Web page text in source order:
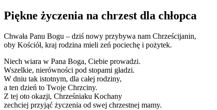
Piękne życzenia na chrzest dla chłopca
Chwała Panu Bogu – dziś nowy przybywa nam Chrześcijanin,
oby Kościół, kraj rodzina mieli zeń pociechę i pożytek.
Niech wiara w Pana Boga, Ciebie prowadzi.
Wszelkie, nierówności pod stopami gładzi.
W dniu tak istotnym, dla całej rodziny,
a ten dzień to Twoje Chrzciny.
Z tej oto okazji, Chrześniaku Kochany
zechciej przyjąć życzenia od swej chrzestnej mamy.